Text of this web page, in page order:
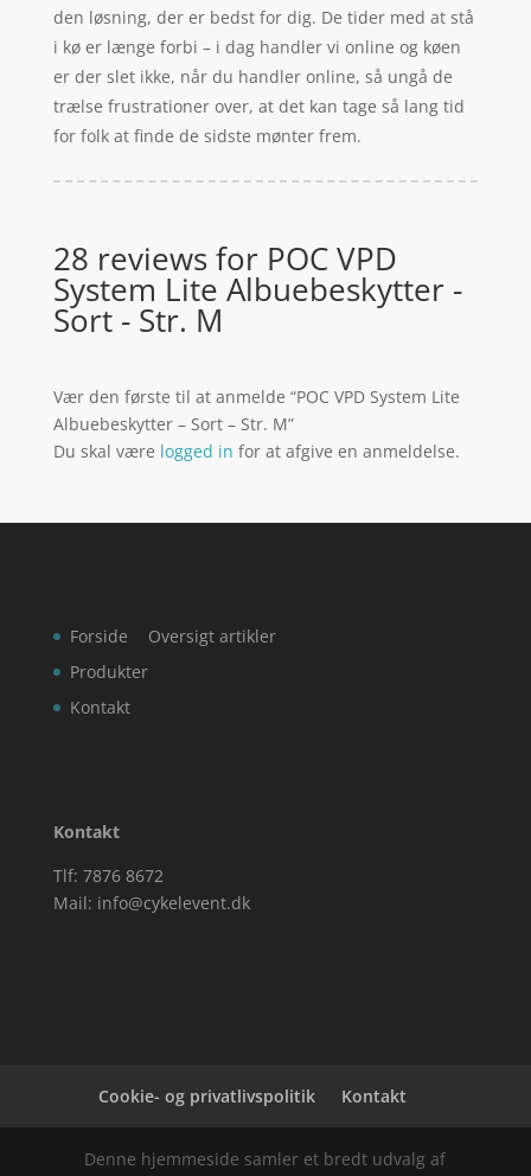
den løsning, der er bedst for dig. De tider med at stå
i kø er længe forbi – i dag handler vi online og køen
er der slet ikke, når du handler online, så ungå de
trælse frustrationer over, at det kan tage så lang tid
for folk at finde de sidste mønter frem.
28 reviews for POC VPD
System Lite Albuebeskytter -
Sort - Str. M
Vær den første til at anmelde “POC VPD System Lite
Albuebeskytter – Sort – Str. M”
Du skal være logged in for at afgive en anmeldelse.
Forside
Produkter
Kontakt
Oversigt artikler
Kontakt
Tlf: 7876 8672
Mail: info@cykelevent.dk
Cookie- og privatlivspolitik Kontakt
Denne hjemmeside samler et bredt udvalg af